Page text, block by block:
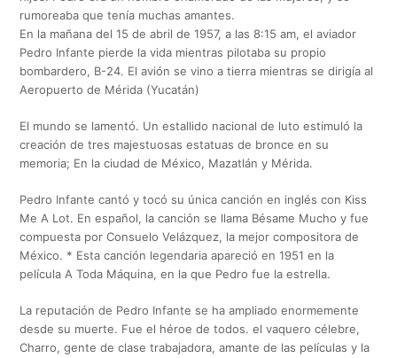
rumoreaba que tenía muchas amantes.
En la mañana del 15 de abril de 1957, a las 8:15 am, el aviador
Pedro Infante pierde la vida mientras pilotaba su propio
bombardero, B-24. El avión se vino a tierra mientras se dirigía al
Aeropuerto de Mérida (Yucatán)
El mundo se lamentó. Un estallido nacional de luto estimuló la
creación de tres majestuosas estatuas de bronce en su
memoria; En la ciudad de México, Mazatlán y Mérida.
Pedro Infante cantó y tocó su única canción en inglés con Kiss
Me A Lot. En español, la canción se llama Bésame Mucho y fue
compuesta por Consuelo Velázquez, la mejor compositora de
México. * Esta canción legendaria apareció en 1951 en la
película A Toda Máquina, en la que Pedro fue la estrella.
La reputación de Pedro Infante se ha ampliado enormemente
desde su muerte. Fue el héroe de todos. el vaquero célebre,
Charro, gente de clase trabajadora, amante de las películas y la